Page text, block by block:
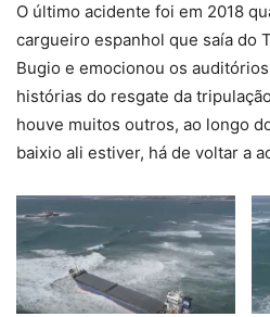
O último acidente foi em 2018
cargueiro espanhol que saía do
Bugio e emocionou os
histórias do resgate da
houve muitos outros, ao longo
baixio ali estiver, há de voltar a